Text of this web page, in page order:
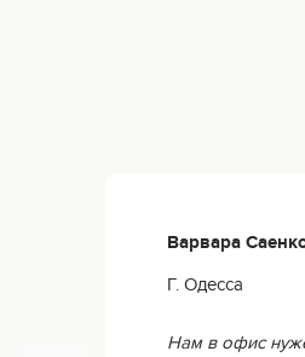
Варвара
Г. Одесса
Нам в офис